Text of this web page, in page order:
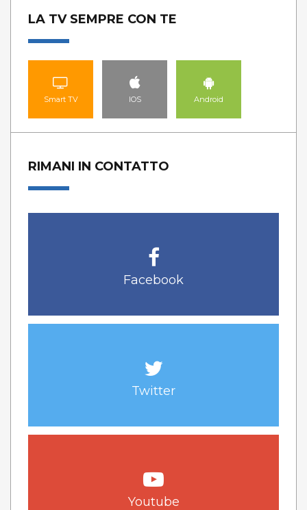
LA TV SEMPRE CON TE
Smart TV IOS Android
RIMANI IN CONTATTO
Facebook
Twitter
Youtube